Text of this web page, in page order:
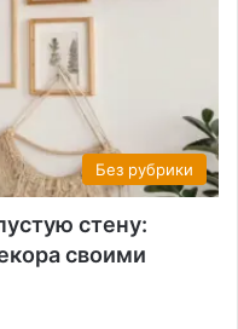
Без рубрики
стену:
своими